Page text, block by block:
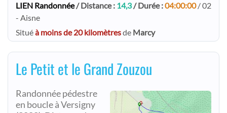
LIEN Randonnée/ Distance : 14,3/ Durée :04:00:00/ 02
- Aisne
Situéà moins de 20 kilomètresde Marcy
Le Petit et le Grand Zouzou
Randonnée pédestre
en boucle à Versigny